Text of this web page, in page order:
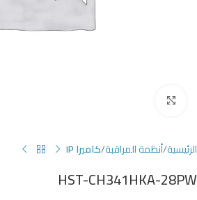
الرئيسية أنظمة المراقبة كاميرا IP
HST-CH341HKA-28PW